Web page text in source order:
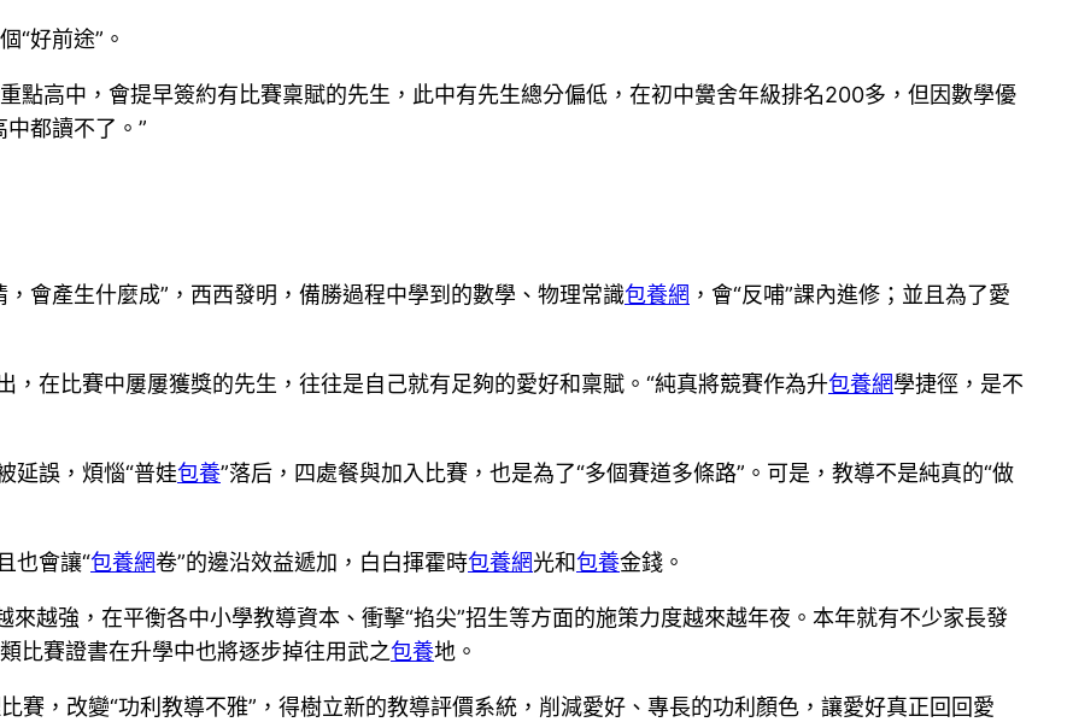
“好前途”。
點高中，會提早簽約有比賽稟賦的先生，此中有先生總分偏低，在初中黌舍年級排名200多，但因數學優
都讀不了。”
會產生什麼成”，西西發明，備勝過程中學到的數學、物理常識包養網 ，會“反哺”課內進修；並且為了愛
，在比賽中屢屢獲獎的先生，往往是自己就有足夠的愛好和稟賦。“純真將競賽作為升包養網學捷徑，是不
延誤，煩惱“普娃包養”落后，四處餐與加入比賽，也是為了“多個賽道多條路”。可是，教導不是純真的“做
也會讓“包養網卷”的邊沿效益遞加，白白揮霍時包養網光和包養金錢。
越強，在平衡各中小學教導資本、衝擊“掐尖”招生等方面的施策力度越來越年夜。本年就有不少家長發
比賽證書在升學中也將逐步掉往用武之包養地。
賽，改變“功利教導不雅”，得樹立新的教導評價系統，削減愛好、專長的功利顏色，讓愛好真正回回愛